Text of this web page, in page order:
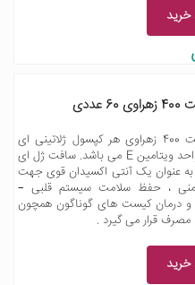
خرید
سافت ژل ای زاویت 400 زهراوی هر کپسول ژلاتینی ای
زاویت حاوی 400 واحد ویتامین E می باشد. سافت ژل ای
زهراوی به عنوان یک آنتی اکسیدان قوی جهت
، حفظ سلامت سیستم قلبی –
و درمان کیست های گوناگون همچون
قرار می گیرد .
خرید